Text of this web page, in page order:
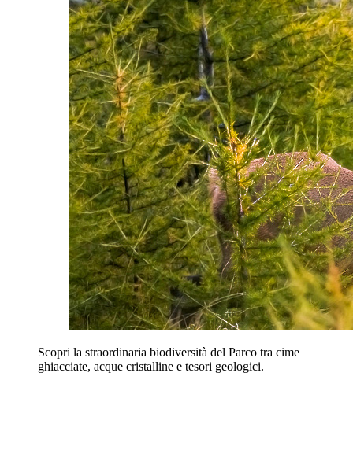
Scopri la straordinaria biodiversità del Parco tra cime
ghiacciate, acque cristalline e tesori geologici.